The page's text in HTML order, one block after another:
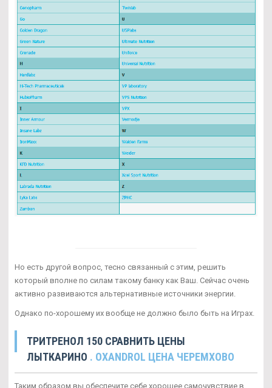
Но есть другой вопрос, тесно связанный с этим, решить
который вполне по силам такому банку как Ваш. Сейчас очень
активно развиваются альтернативные источники энергии.
Однако по-хорошему их вообще не должно было быть на Играх.
ТРИТРЕНОЛ 150 СРАВНИТЬ ЦЕНЫ
ЛЫТКАРИНО . OXANDROL ЦЕНА ЧЕРЕМХОВО
Таким образом вы обеспечите себе хорошее самочувствие в